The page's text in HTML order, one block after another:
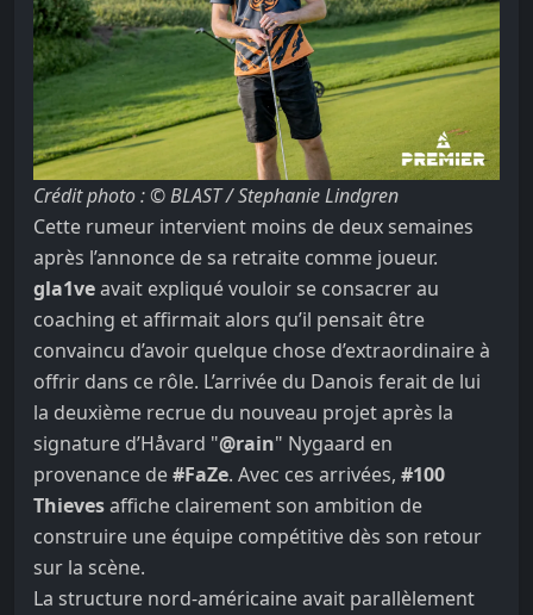
Crédit photo : © BLAST / Stephanie Lindgren
Cette rumeur intervient moins de deux semaines
après l’annonce de sa retraite comme joueur.
gla1veavait expliqué vouloir se consacrer au
coaching et affirmait alors qu’il pensait être
convaincu d’avoir quelque chose d’extraordinaire à
offrir dans ce rôle. L’arrivée du Danois ferait de lui
la deuxième recrue du nouveau projet après la
signature d’Håvard "@rain" Nygaard en
provenance de#FaZe. Avec ces arrivées, #100
Thievesaffiche clairement son ambition de
construire une équipe compétitive dès son retour
sur la scène.
La structure nord-américaine avait parallèlement